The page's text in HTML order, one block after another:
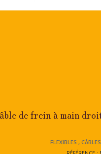
de frein à main
FLEXIBLES ,